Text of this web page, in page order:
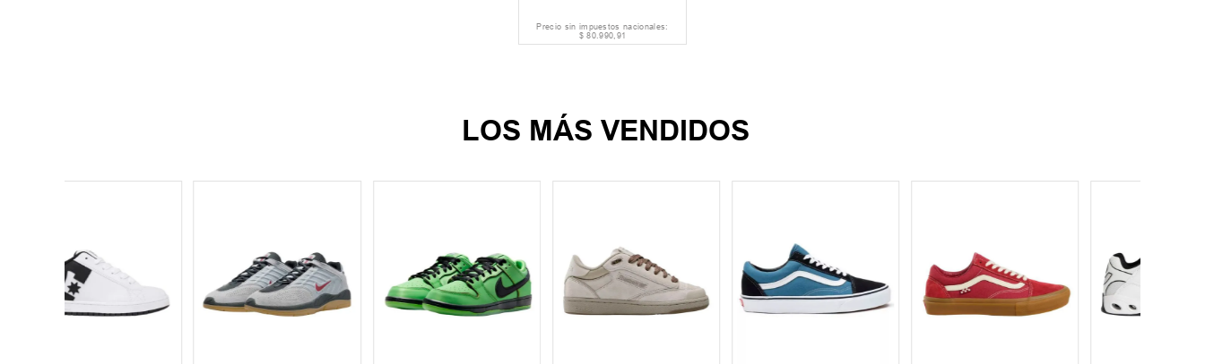
Precio sin impuestos nacionales:
$ 80.990,91
LOS MÁS VENDIDOS